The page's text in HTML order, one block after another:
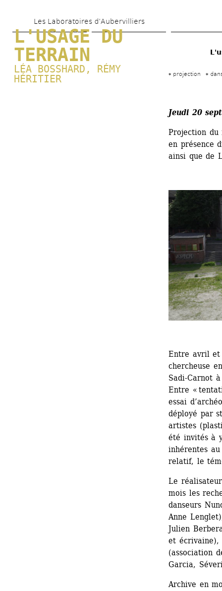
au
contenu
principal
Les Laboratoires d’Aubervilliers
L'USAGE DU
TERRAIN
LÉA BOSSHARD , RÉMY
HÉRITIER
projection
Jeudi 20
Projection
en présence
ainsi que de
Entre avril et
chercheuse
Sadi-Carnot
Entre «
essai
déployé par
artistes
été invités à
inhérentes
relatif, le
Le
mois les
danseurs
Anne
Julien
et écrivaine),
(association
Garcia,
Archive en